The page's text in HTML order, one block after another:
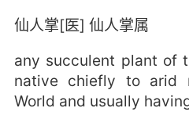
仙人掌[医] 仙人掌属
any succulent plant of
native chiefly to arid
World and usually